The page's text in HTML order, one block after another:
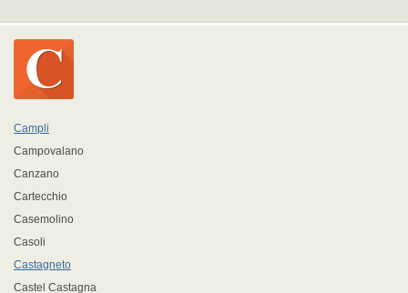
Campli
Campovalano
Canzano
Cartecchio
Casemolino
Casoli
Castagneto
Castel Castagna